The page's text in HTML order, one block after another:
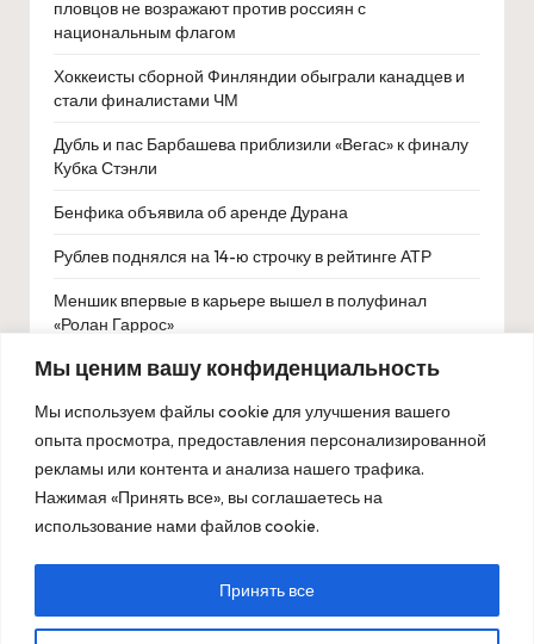
Мы ценим вашу конфиденциальность
Мы используем файлы cookie для улучшения вашего
опыта просмотра, предоставления персонализированной
рекламы или контента и анализа нашего трафика.
Нажимая «Принять все», вы соглашаетесь на
использование нами файлов cookie.
Принять все
пловцов не возражают против россиян с
национальным флагом
Хоккеисты сборной Финляндии обыграли канадцев и
стали финалистами ЧМ
Дубль и пас Барбашева приблизили «Вегас» к финалу
Кубка Стэнли
Бенфика объявила об аренде Дурана
Рублев поднялся на 14-ю строчку в рейтинге АТР
Меншик впервые в карьере вышел в полуфинал
«Ролан Гаррос»
Зверев вышел в полуфинал «Мастерса»
Copyright 2026 — ОлимпБет. All rights reserved.